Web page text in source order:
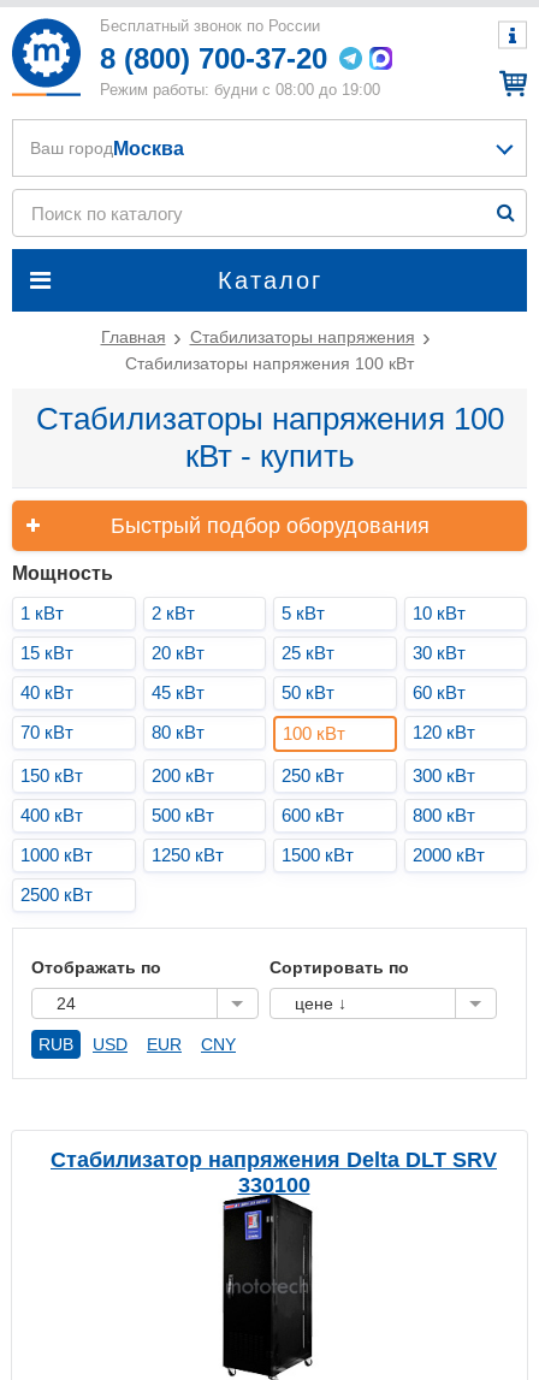
Бесплатный звонок по России
8 (800) 700-37-20
Режим работы: будни с 08:00 до 19:00
Каталог
Ваш город Москва
Главная
Стабилизаторы напряжения
Стабилизаторы напряжения 100 кВт
Стабилизаторы напряжения 100
кВт - купить
Быстрый подбор оборудования
Мощность
1 кВт
2 кВт 5 кВт
10 кВт
15 кВт
20 кВт 25 кВт
30 кВт
40 кВт
45 кВт 50 кВт
60 кВт
70 кВт
80 кВт 100 кВт 120 кВт
150 кВт 200 кВт 250 кВт
300 кВт
400 кВт
500 кВт 600 кВт
800 кВт
1000 кВт
1250 кВт 1500 кВт
2000 кВт
2500 кВт
Отображать по
24
Сортировать по
цене ↓
RUB USD EUR CNY
Стабилизатор напряжения Delta DLT SRV
330100